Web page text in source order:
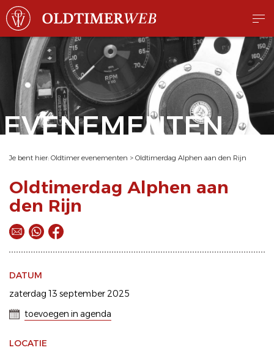
EVENEMENTEN
Je bent hier: Oldtimer evenementen > Oldtimerdag Alphen aan den Rijn
Oldtimerdag Alphen aan
den Rijn
DATUM
zaterdag 13 september 2025
toevoegen in agenda
LOCATIE